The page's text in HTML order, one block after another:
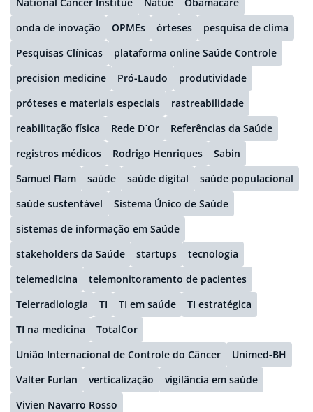
onda de inovação
OPMEs órteses
pesquisa de clima
Pesquisas Clínicas
plataforma online Saúde Controle
precision medicine
Pró-Laudo
produtividade
próteses e materiais especiais
rastreabilidade
reabilitação física
Rede D´Or
Referências da Saúde
registros médicos
Rodrigo Henriques
Sabin
Samuel Flam
saúde saúde digital
saúde populacional
saúde sustentável
Sistema Único de Saúde
sistemas de informação em Saúde
stakeholders da Saúde
startups
tecnologia
telemedicina
telemonitoramento de pacientes
Telerradiologia
TI TI em saúde
TI estratégica
TI na medicina
TotalCor
União Internacional de Controle do Câncer
Unimed-BH
Valter Furlan
verticalização
vigilância em saúde
Vivien Navarro Rosso